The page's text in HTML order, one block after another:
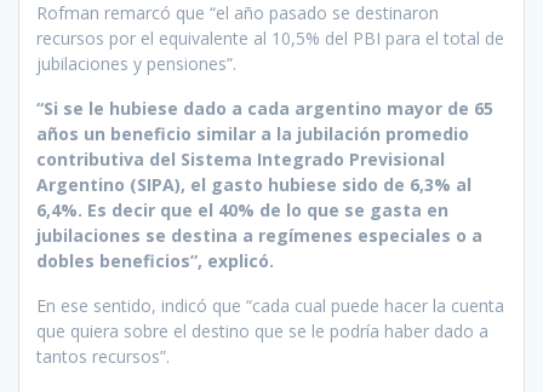
Rofman remarcó que “el año pasado se destinaron
recursos por el equivalente al 10,5% del PBI para el total de
jubilaciones y pensiones”.
“Si se le hubiese dado a cada argentino mayor de 65
años un beneficio similar a la jubilación promedio
contributiva del Sistema Integrado Previsional
Argentino (SIPA), el gasto hubiese sido de 6,3% al
6,4%. Es decir que el 40% de lo que se gasta en
jubilaciones se destina a regímenes especiales o a
dobles beneficios”, explicó.
En ese sentido, indicó que “cada cual puede hacer la cuenta
que quiera sobre el destino que se le podría haber dado a
tantos recursos”.